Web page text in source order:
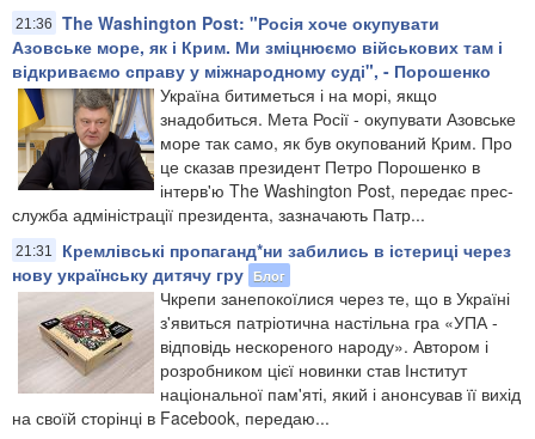
21:36
​The Washington Post: "Росія хоче окупувати
Азовське море, як і Крим. Ми зміцнюємо військових там і
відкриваємо справу у міжнародному суді", - Порошенко
Україна битиметься і на морі, якщо
знадобиться. Мета Росії - окупувати Азовське
море так само, як був окупований Крим. Про
це сказав президент Петро Порошенко в
інтерв'ю The Washington Post, передає прес-
служба адміністрації президента, зазначають Патр...
21:31
Кремлівські пропаганд*ни забились в істериці через
нову українську дитячу гру Блог
Чкрепи занепокоїлися через те, що в Україні
з'явиться патріотична настільна гра «УПА -
відповідь нескореного народу». Автором і
розробником цієї новинки став Інститут
національної пам'яті, який і анонсував її вихід
на своїй сторінці в Facebook, передаю...